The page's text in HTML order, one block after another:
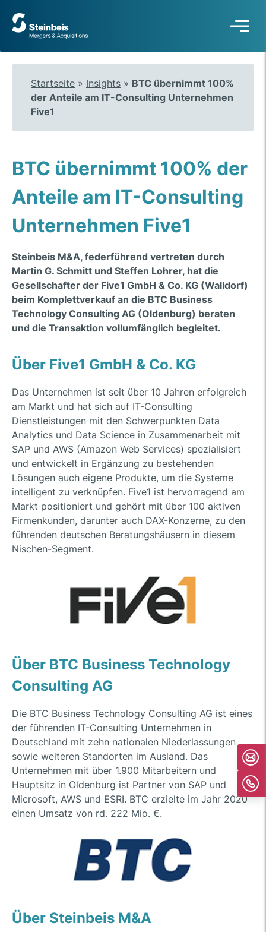
Zur
Startseite
Startseite » Insights » BTC übernimmt 100%
der Anteile am IT-Consulting Unternehmen
Five1
BTC übernimmt 100% der
Anteile am IT-Consulting
Unternehmen Five1
Steinbeis M&A, federführend vertreten durch
Martin G. Schmitt und Steffen Lohrer, hat die
Gesellschafter der Five1 GmbH & Co. KG (Walldorf)
beim Komplettverkauf an die BTC Business
Technology Consulting AG (Oldenburg) beraten
und die Transaktion vollumfänglich begleitet.
Über Five1 GmbH & Co. KG
Das Unternehmen ist seit über 10 Jahren erfolgreich
am Markt und hat sich auf IT-Consulting
Dienstleistungen mit den Schwerpunkten Data
Analytics und Data Science in Zusammenarbeit mit
SAP und AWS (Amazon Web Services) spezialisiert
und entwickelt in Ergänzung zu bestehenden
Lösungen auch eigene Produkte, um die Systeme
intelligent zu verknüpfen. Five1 ist hervorragend am
Markt positioniert und gehört mit über 100 aktiven
Firmenkunden, darunter auch DAX-Konzerne, zu den
führenden deutschen Beratungshäusern in diesem
Nischen-Segment.
Über BTC Business Technology
Consulting AG
Die BTC Business Technology Consulting AG ist eines
der führenden IT-Consulting Unternehmen in
Deutschland mit zehn nationalen Niederlassungen
sowie weiteren Standorten im Ausland. Das
Unternehmen mit über 1.900 Mitarbeitern und
Hauptsitz in Oldenburg ist Partner von SAP und
Microsoft, AWS und ESRI. BTC erzielte im Jahr 2020
einen Umsatz von rd. 222 Mio. €.
Über Steinbeis M&A